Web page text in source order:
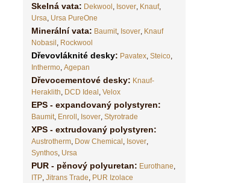
Skelná vata: Dekwool , Isover, Knauf,
Ursa, Ursa PureOne
Minerální vata: Baumit, Isover, Knauf
Nobasil , Rockwool
Dřevovláknité desky: Pavatex, Steico,
Inthermo, Agepan
Dřevocementové desky: Knauf-
Heraklith, DCD Ideal , Velox
EPS - expandovaný polystyren:
Baumit, Enroll , Isover, Styrotrade
XPS - extrudovaný polystyren:
Austrotherm, Dow Chemical , Isover,
Synthos, Ursa
PUR - pěnový polyuretan: Eurothane,
ITP, Jitrans Trade, PUR Izolace